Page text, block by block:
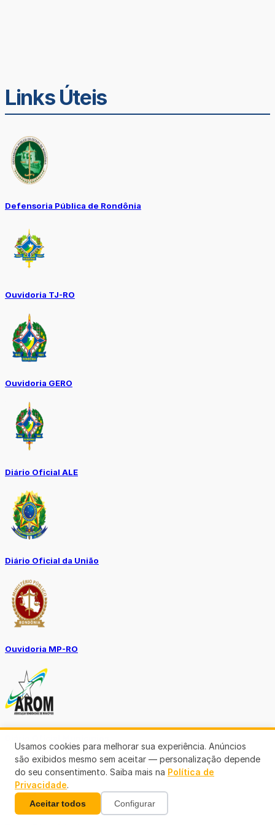
Links Úteis
Defensoria Pública de Rondônia
Ouvidoria TJ-RO
Ouvidoria GERO
Diário Oficial ALE
Diário Oficial da União
Ouvidoria MP-RO
Usamos cookies para melhorar sua experiência. Anúncios
são exibidos mesmo sem aceitar — personalização depende
do seu consentimento. Saiba mais na Política de
Privacidade.
Aceitar todos Configurar